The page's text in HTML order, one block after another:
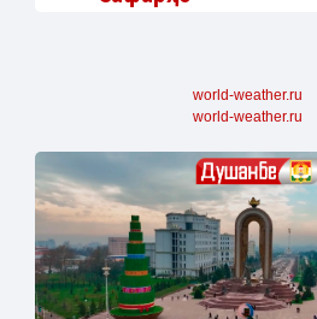
world-weather.ru
world-weather.ru